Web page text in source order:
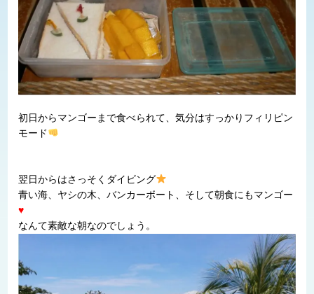
初日からマンゴーまで食べられて、気分はすっかりフィリピン
モード
翌日からはさっそくダイビング
青い海、ヤシの木、バンカーボート、そして朝食にもマンゴー
♥
なんて素敵な朝なのでしょう。